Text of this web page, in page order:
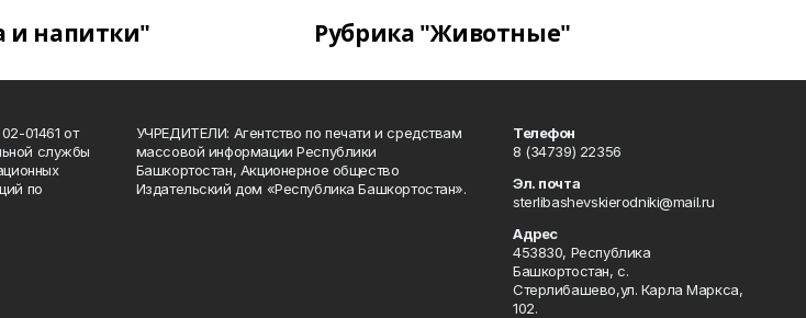
и напитки" Рубрика "Животные"
01461 от
службы
по
УЧРЕДИТЕЛИ: Агентство по печати и средствам
массовой информации Республики
Башкортостан, Акционерное общество
Издательский дом «Республика Башкортостан».
Телефон
8 (34739) 22356
Эл. почта
sterlibashevskierodniki@mail.ru
Адрес
453830, Республика
Башкортостан, c.
Стерлибашево,ул. Карла Маркса,
102.